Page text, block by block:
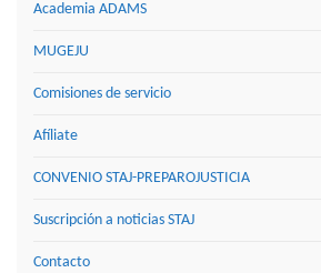
Academia ADAMS
MUGEJU
Comisiones de servicio
Afíliate
CONVENIO STAJ-PREPAROJUSTICIA
Suscripción a noticias STAJ
Contacto